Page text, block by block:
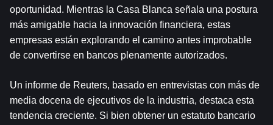
oportunidad. Mientras la Casa Blanca señala una postura
más amigable hacia la innovación financiera, estas
empresas están explorando el camino antes improbable
de convertirse en bancos plenamente autorizados.
Un informe de Reuters, basado en entrevistas con más de
media docena de ejecutivos de la industria, destaca esta
tendencia creciente. Si bien obtener un estatuto bancario